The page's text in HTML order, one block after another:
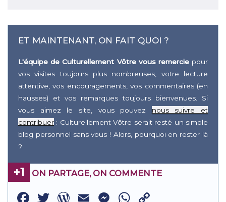
ET MAINTENANT, ON FAIT QUOI ?
L'équipe de Culturellement Vôtre vous remerciepour
vos visites toujours plus nombreuses, votre lecture
attentive, vos encouragements, vos commentaires (en
hausses) et vos remarques toujours bienvenues. Si
vous aimez le site, vous pouvez nous suivre et
contribuer : Culturellement Vôtre serait resté un simple
blog personnel sans vous ! Alors, pourquoi en rester là
?
+1 ON PARTAGE, ON COMMENTE
Facebook
Twitter
WordPress
EmailMessenger
WhatsApp